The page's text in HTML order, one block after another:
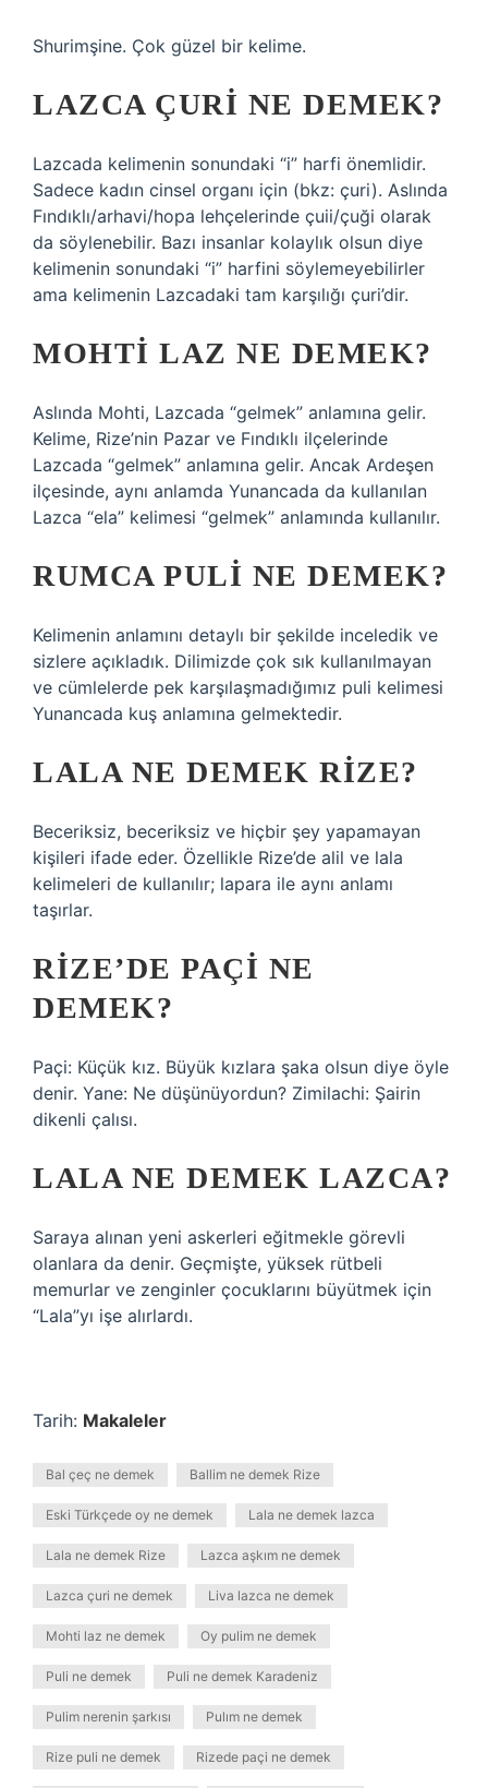
Shurimşine. Çok güzel bir kelime.
LAZCA ÇURI NE DEMEK?
Lazcada kelimenin sonundaki “i” harfi önemlidir.
Sadece kadın cinsel organı için (bkz: çuri). Aslında
Fındıklı/arhavi/hopa lehçelerinde çuii/çuği olarak
da söylenebilir. Bazı insanlar kolaylık olsun diye
kelimenin sonundaki “i” harfini söylemeyebilirler
ama kelimenin Lazcadaki tam karşılığı çuri’dir.
MOHTI LAZ NE DEMEK?
Aslında Mohti, Lazcada “gelmek” anlamına gelir.
Kelime, Rize’nin Pazar ve Fındıklı ilçelerinde
Lazcada “gelmek” anlamına gelir. Ancak Ardeşen
ilçesinde, aynı anlamda Yunancada da kullanılan
Lazca “ela” kelimesi “gelmek” anlamında kullanılır.
RUMCA PULI NE DEMEK?
Kelimenin anlamını detaylı bir şekilde inceledik ve
sizlere açıkladık. Dilimizde çok sık kullanılmayan
ve cümlelerde pek karşılaşmadığımız puli kelimesi
Yunancada kuş anlamına gelmektedir.
LALA NE DEMEK RIZE?
Beceriksiz, beceriksiz ve hiçbir şey yapamayan
kişileri ifade eder. Özellikle Rize’de alil ve lala
kelimeleri de kullanılır; lapara ile aynı anlamı
taşırlar.
RIZE’DE PAÇI NE
DEMEK?
Paçi: Küçük kız. Büyük kızlara şaka olsun diye öyle
denir. Yane: Ne düşünüyordun? Zimilachi: Şairin
dikenli çalısı.
LALA NE DEMEK LAZCA?
Saraya alınan yeni askerleri eğitmekle görevli
olanlara da denir. Geçmişte, yüksek rütbeli
memurlar ve zenginler çocuklarını büyütmek için
“Lala”yı işe alırlardı.
Tarih: Makaleler
Bal çeç ne demek Ballim ne demek Rize
Eski Türkçede oy ne demek Lala ne demek lazca
Lala ne demek Rize Lazca aşkım ne demek
Lazca çuri ne demek Liva lazca ne demek
Mohti laz ne demek Oy pulim ne demek
Puli ne demek Puli ne demek Karadeniz
Pulim nerenin şarkısı Pulım ne demek
Rize puli ne demek Rizede paçi ne demek